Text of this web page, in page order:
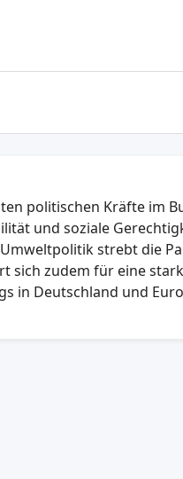
politischen Kräfte im
und soziale
strebt die
sich zudem für eine
in Deutschland und